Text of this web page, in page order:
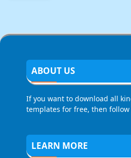
ABOUT US
If you want to download all
templates for free, then
LEARN MORE